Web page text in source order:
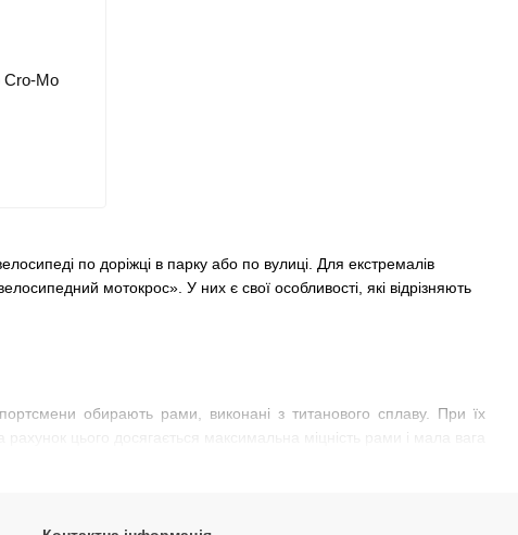
по доріжці в парку або по вулиці. Для екстремалів
мотокрос». У них є свої особливості, які відрізняють
обирають рами, виконані з титанового сплаву. При їх
цього досягається максимальна міцність рами і мала вага
Cro-Mo